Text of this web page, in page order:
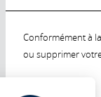
Conformément à
ou supprimer